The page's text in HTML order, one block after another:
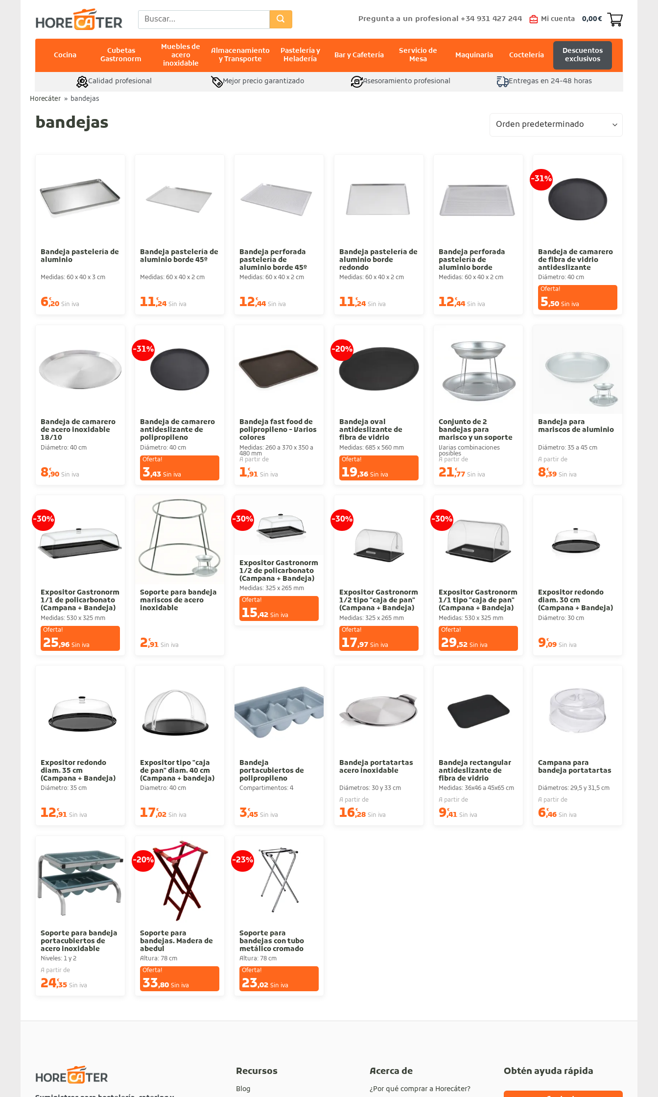
contenido
Buscar
por:
Pregunta a un profesional +34 931 427 244 Mi cuenta 0,00€
Cocina
Cubetas
Gastronorm
Muebles de
acero
inoxidable
Almacenamiento
y Transporte
Pastelería y
Heladería
Bar y Cafetería
Servicio de
Mesa
Maquinaria Coctelería
Descuentos
exclusivos
Calidad profesional Mejor precio garantizado Asesoramiento profesional Entregas en 24-48 horas
Horecáter » bandejas
bandejas
Bandeja pastelería de
aluminio
Medidas: 60 x 40 x 3 cm
6€
,20 Sin iva
Bandeja pastelería de
aluminio borde 45º
Medidas: 60 x 40 x 2 cm
11€
,24 Sin iva
Bandeja perforada
pastelería de
aluminio borde 45º
Medidas: 60 x 40 x 2 cm
12€
,44 Sin iva
Bandeja pastelería de
aluminio borde
redondo
Medidas: 60 x 40 x 2 cm
11€
,24 Sin iva
Bandeja perforada
pastelería de
aluminio borde
redondo
Medidas: 60 x 40 x 2 cm
12€
,44 Sin iva
-31%
Bandeja de camarero
de fibra de vidrio
antideslizante
Diámetro: 40 cm
Oferta!
5,50 Sin iva
Bandeja de camarero
de acero inoxidable
18/10
Diámetro: 40 cm
8€
,90 Sin iva
-31%
Bandeja de camarero
antideslizante de
polipropileno
Diámetro: 40 cm
Oferta!
3,43 Sin iva
Bandeja fast food de
polipropileno - Varios
colores
Medidas: 260 a 370 x 350 a
480 mm
A partir de
1€
,91 Sin iva
-20%
Bandeja oval
antideslizante de
fibra de vidrio
Medidas: 685 x 560 mm
Oferta!
19,36 Sin iva
Conjunto de 2
bandejas para
marisco y un soporte
Varias combinaciones
posibles
A partir de
21€
,77 Sin iva
Bandeja para
mariscos de aluminio
Diámetro: 35 a 45 cm
A partir de
8€
,39 Sin iva
-30%
Expositor Gastronorm
1/1 de policarbonato
(Campana + Bandeja)
Medidas: 530 x 325 mm
Oferta!
25,96 Sin iva
Soporte para bandeja
mariscos de acero
inoxidable
2€
,91 Sin iva
-30%
Expositor Gastronorm
1/2 de policarbonato
(Campana + Bandeja)
Medidas: 325 x 265 mm
Oferta!
15,42 Sin iva
-30%
Expositor Gastronorm
1/2 tipo "caja de pan"
(Campana + Bandeja)
Medidas: 325 x 265 mm
Oferta!
17,97 Sin iva
-30%
Expositor Gastronorm
1/1 tipo "caja de pan"
(Campana + Bandeja)
Medidas: 530 x 325 mm
Oferta!
29,52 Sin iva
Expositor redondo
diam. 30 cm
(Campana + Bandeja)
Diámetro: 30 cm
9€
,09 Sin iva
Expositor redondo
diam. 35 cm
(Campana + Bandeja)
Diámetro: 35 cm
12€
,91 Sin iva
Expositor tipo "caja
de pan" diam. 40 cm
(Campana + bandeja)
Diametro: 40 cm
17€
,02 Sin iva
Bandeja
portacubiertos de
polipropileno
Compartimentos: 4
3€
,45 Sin iva
Bandeja portatartas
acero inoxidable
Diámetros: 30 y 33 cm
A partir de
16€
,28 Sin iva
Bandeja rectangular
antideslizante de
fibra de vidrio
Medidas: 36x46 a 45x65 cm
A partir de
9€
,41 Sin iva
Campana para
bandeja portatartas
Diámetros: 29,5 y 31,5 cm
A partir de
6€
,46 Sin iva
Soporte para bandeja
portacubiertos de
acero inoxidable
(incluye la/s
bandeja/s)
Niveles: 1 y 2
A partir de
24€
,35 Sin iva
-20%
Soporte para
bandejas. Madera de
abedul
Altura: 78 cm
Oferta!
33,80 Sin iva
-23%
Soporte para
bandejas con tubo
metálico cromado
Altura: 78 cm
Oferta!
23,02 Sin iva
Recursos
Blog
Acerca de
¿Por qué comprar a Horecáter?
Obtén ayuda rápida